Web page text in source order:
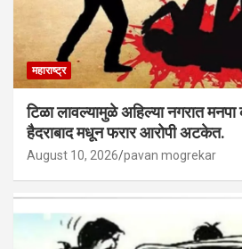
महाराष्ट्र
टिळा लावल्यामुळे अहिल्या नगरात मनपा
हैदराबाद मधून फरार आरोपी अटकेत.
August 10, 2026 pavan mogrekar